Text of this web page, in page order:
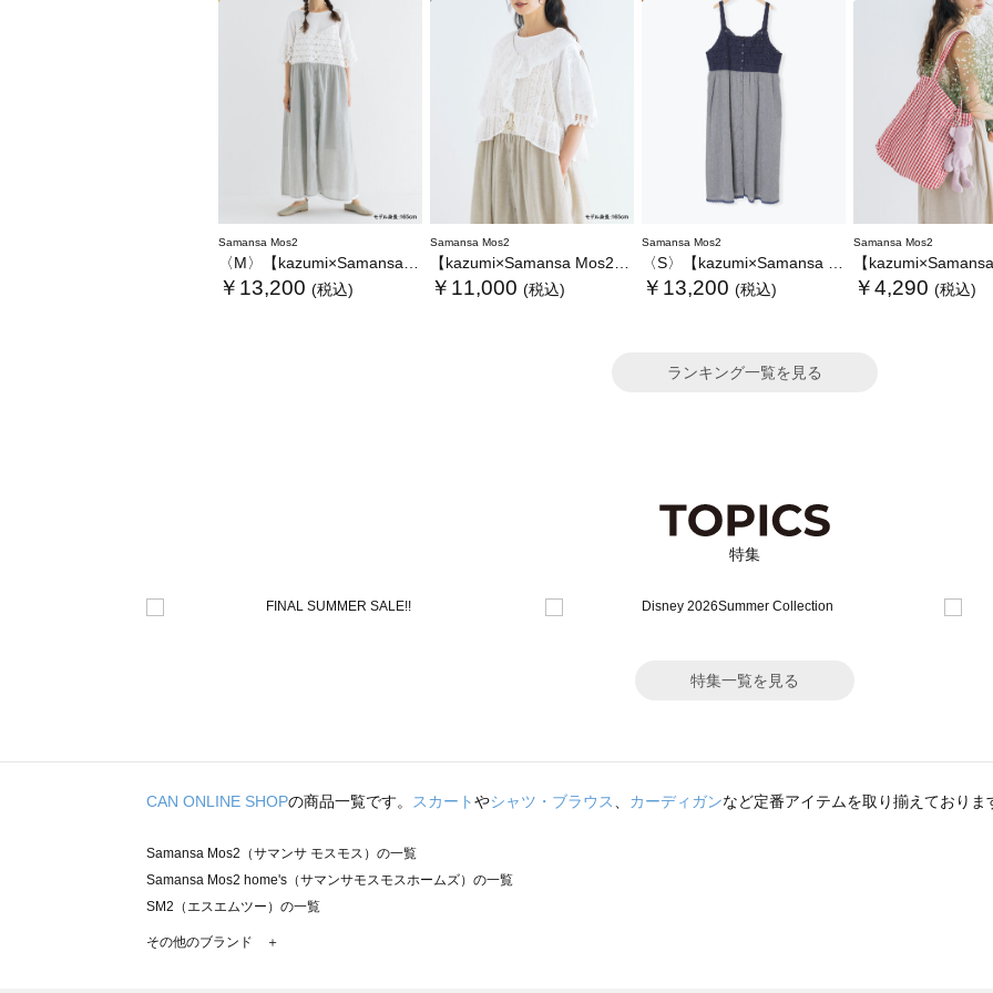
Samansa Mos2
〈M〉【kazumi×Samansa Mos2】キャミワンピース《WEB限定カラーあり》
￥13,200 (税込)
Samansa Mos2
【kazumi×Samansa Mos2】レースフリルブラウス
￥11,000 (税込)
Samansa Mos2
〈S〉【kazumi×Samansa Mos2】キャミワンピース《WEB限定カラーあり》
￥13,200 (税込)
Samansa Mos2
【kazumi×Samansa Mos2】ぬい
￥4,290 (税込)
ランキング一覧を見る
特集
特集一覧を見る
CAN ONLINE SHOPの商品一覧です。 スカートやシャツ・ブラウス、 カーディガンなど定番アイテムを取り揃えておりま
Samansa Mos2（サマンサ モスモス）の一覧
Samansa Mos2 home's（サマンサモスモスホームズ）の一覧
SM2（エスエムツー）の一覧
TSUHARU by Samansa Mos2（ツハルバイサマンサモスモス）の一覧
その他のブランド ＋